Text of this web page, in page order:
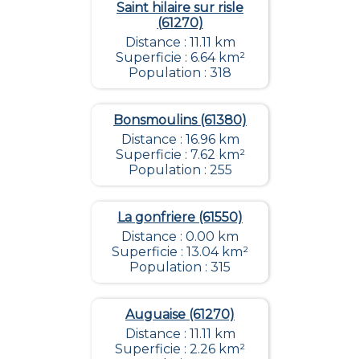
Saint hilaire sur risle
(61270)
Distance : 11.11 km
Superficie : 6.64 km²
Population : 318
Bonsmoulins (61380)
Distance : 16.96 km
Superficie : 7.62 km²
Population : 255
La gonfriere (61550)
Distance : 0.00 km
Superficie : 13.04 km²
Population : 315
Auguaise (61270)
Distance : 11.11 km
Superficie : 2.26 km²